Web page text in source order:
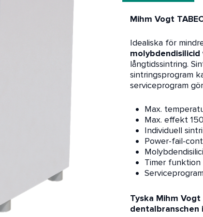
Mihm Vogt
Idealiska för
långtidssintring.
sintringsprogram
serviceprogram
Max.
Max. effekt
Individuell
Power-fail-
Timer
Tyska Mihm
dentalbranschen